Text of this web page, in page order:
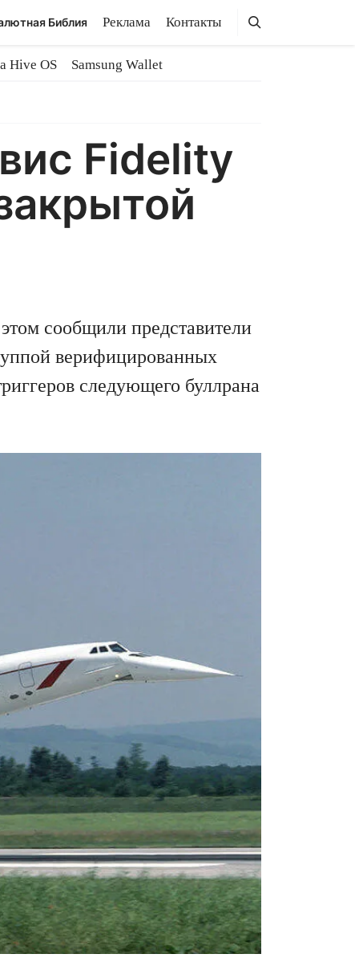
Библия Реклама Контакты Поиск
Поиск
Hive OS
Samsung Wallet
Fidelity
сообщили представители
верифицированных
следующего буллрана